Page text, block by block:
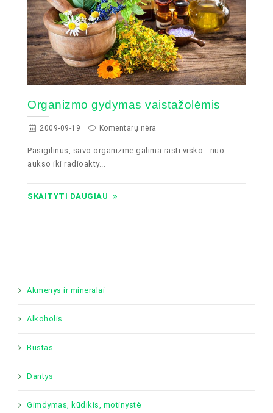
Organizmo gydymas vaistažolėmis
2009-09-19 Komentarų nėra
Pasigilinus, savo organizme galima rasti visko - nuo
aukso iki radioakty...
SKAITYTI DAUGIAU
Akmenys ir mineralai
Alkoholis
Būstas
Dantys
Gimdymas, kūdikis, motinystė